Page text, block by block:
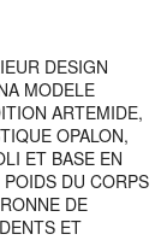
DESIGN
MODELE
ARTEMIDE,
OPALON,
ET BASE EN
DU CORPS
DE
ET